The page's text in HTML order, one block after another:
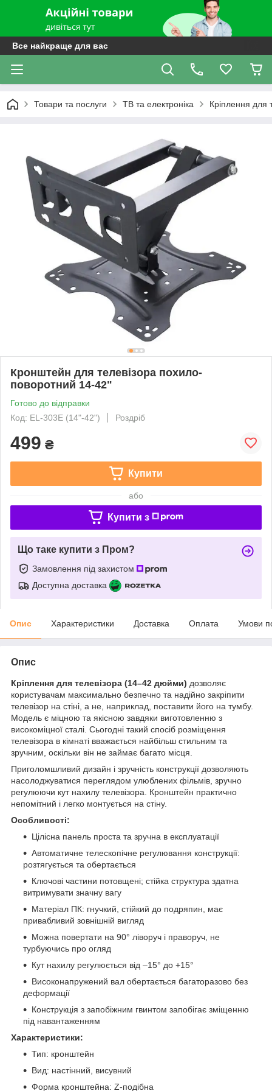
Все найкраще для вас
Товари та послуги ТВ та електроніка Кріплення для
Кронштейн для телевізора похило-
поворотний 14-42"
Готово до відправки
Код: EL-303E (14"-42")
Роздріб
499 ₴
Купити
або
Купити з
Що таке купити з Пром?
Замовлення під захистом
Доступна доставка
Опис Характеристики Доставка Оплата Умови
Опис
Кріплення для телевізора (14–42 дюйми) дозволяє
користувачам максимально безпечно та надійно закріпити
телевізор на стіні, а не, наприклад, поставити його на тумбу.
Модель є міцною та якісною завдяки виготовленню з
високоміцної сталі. Сьогодні такий спосіб розміщення
телевізора в кімнаті вважається найбільш стильним та
зручним, оскільки він не займає багато місця.
Приголомшливий дизайн і зручність конструкції дозволяють
насолоджуватися переглядом улюблених фільмів, зручно
регулюючи кут нахилу телевізора. Кронштейн практично
непомітний і легко монтується на стіну.
Особливості:
Цілісна панель проста та зручна в експлуатації
Автоматичне телескопічне регулювання конструкції:
розтягується та обертається
Ключові частини потовщені; стійка структура здатна
витримувати значну вагу
Матеріал ПК: гнучкий, стійкий до подряпин, має
привабливий зовнішній вигляд
Можна повертати на 90° ліворуч і праворуч, не
турбуючись про огляд
Кут нахилу регулюється від –15° до +15°
Високонапружений вал обертається багаторазово без
деформації
Конструкція з запобіжним гвинтом запобігає зміщенню
під навантаженням
Характеристики:
Тип: кронштейн
Вид: настінний, висувний
Форма кронштейна: Z-подібна